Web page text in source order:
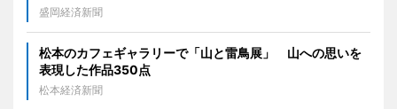
盛岡経済新聞
松本のカフェギャラリーで「山と雷鳥展」 山への思いを
表現した作品350点
松本経済新聞